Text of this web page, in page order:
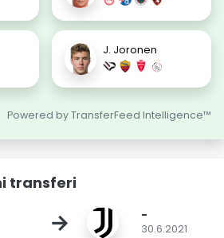
J. Joronen
Powered by TransferFeed Intelligence™
transferi
→ -
30.6.2021